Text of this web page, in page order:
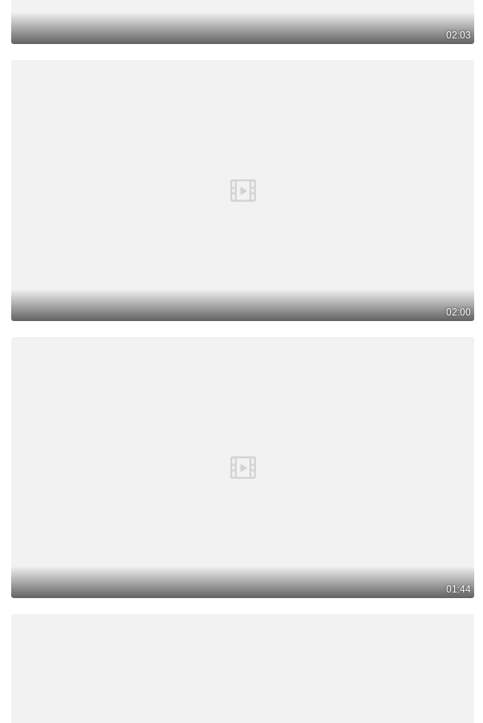
02:03
02:00
01:44